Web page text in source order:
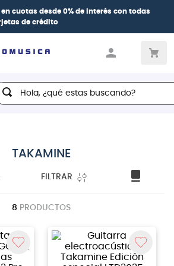
en cuotas desde 0% de interés con todas
de crédito
¿qué estas buscando?
TAKAMINE
FILTRAR
8 PRODUCTOS